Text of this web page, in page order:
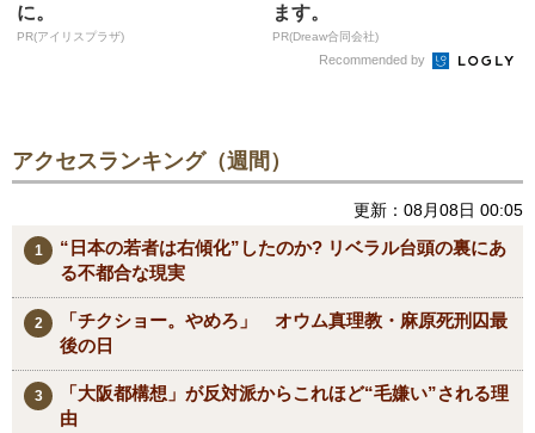
に。
PR(アイリスプラザ)
ます。
PR(Dreaw合同会社)
Recommended by
アクセスランキング（週間）
更新：08月08日 00:05
“日本の若者は右傾化”したのか? リベラル台頭の裏にあ
る不都合な現実
「チクショー。やめろ」 オウム真理教・麻原死刑囚最
後の日
「大阪都構想」が反対派からこれほど“毛嫌い”される理
由